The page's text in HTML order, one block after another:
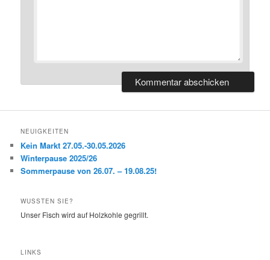
NEUIGKEITEN
Kein Markt 27.05.-30.05.2026
Winterpause 2025/26
Sommerpause von 26.07. – 19.08.25!
WUSSTEN SIE?
Unser Fisch wird auf Holzkohle gegrillt.
LINKS